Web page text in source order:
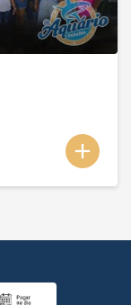
add